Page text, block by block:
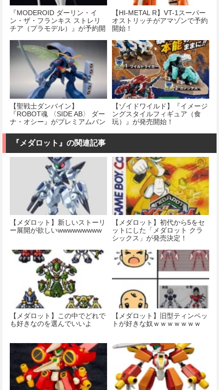
『MODEROID ダーリン・イ
ン・ザ・フランキス ストレリ
チア（プラモデル）』が予約開
【HI-METAL R】VT-1スーパー
オストリッチがアマゾンで予約
開始！
【聖戦士ダンバイン】
『ROBOT魂 〈SIDE AB〉 ダー
ナ・オシー』がプレミアムバン
【ゾイドワイルド】『イメージ
ングスタイルフィギュア（食
玩）』が発売開始！
『メダロット』の関連記事
【メダロット】新しいストーリ
ー展開が欲しいwwwwwwwww
【メダロット】初代から5をセ
ットにした「メダロット クラ
シックス」が発売決定！
【メダロット】この中でどれで
も好きなのを選んでいいよ
【メダロット】旧型ティンペッ
トが好きな奴ｗｗｗｗｗｗｗ